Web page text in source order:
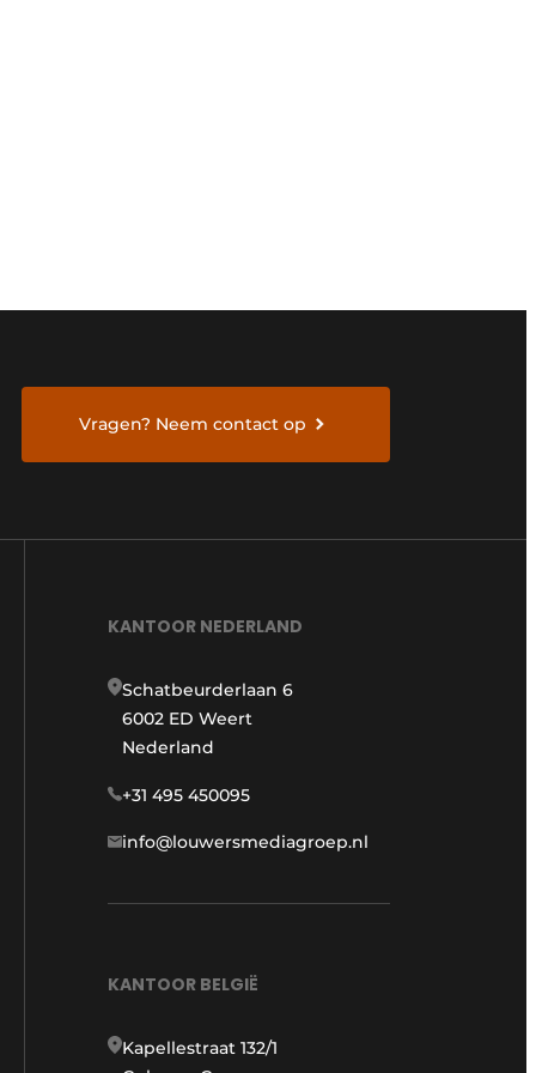
Vragen? Neem contact op
KANTOOR NEDERLAND
Schatbeurderlaan 6
6002 ED Weert
Nederland
+31 495 450095
info@louwersmediagroep.nl
KANTOOR BELGIË
Kapellestraat 132/1